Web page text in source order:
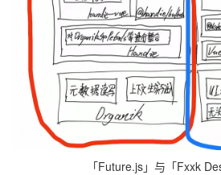
「Future.js」与「Fxxk